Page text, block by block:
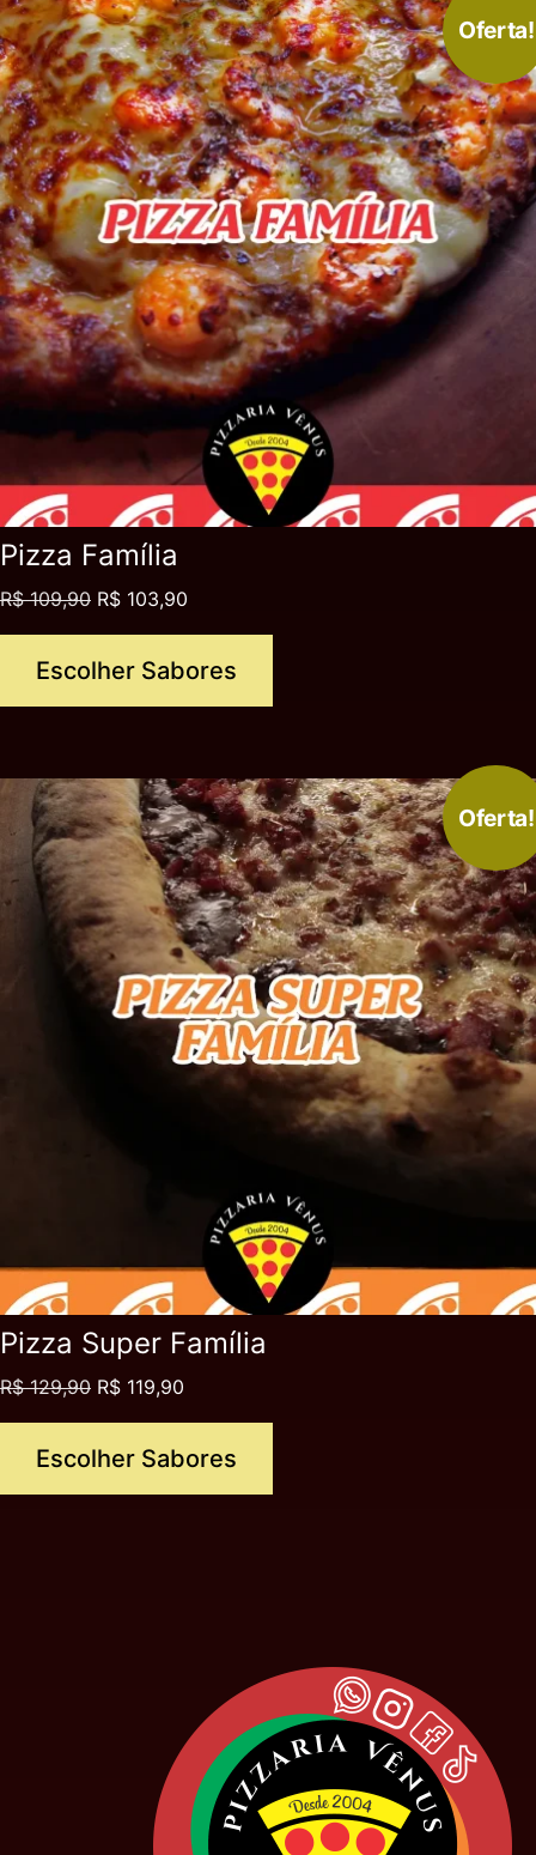
Oferta!
Pizza Família
R$109,90 R$ 103,90
Escolher Sabores
Oferta!
Pizza Super Família
R$129,90 R$ 119,90
Escolher Sabores